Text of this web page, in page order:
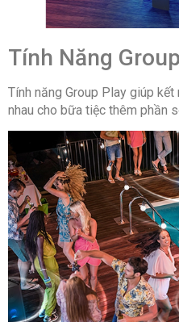
Tính Năng
Tính năng Group Play giúp
nhau cho bữa tiệc thêm phần